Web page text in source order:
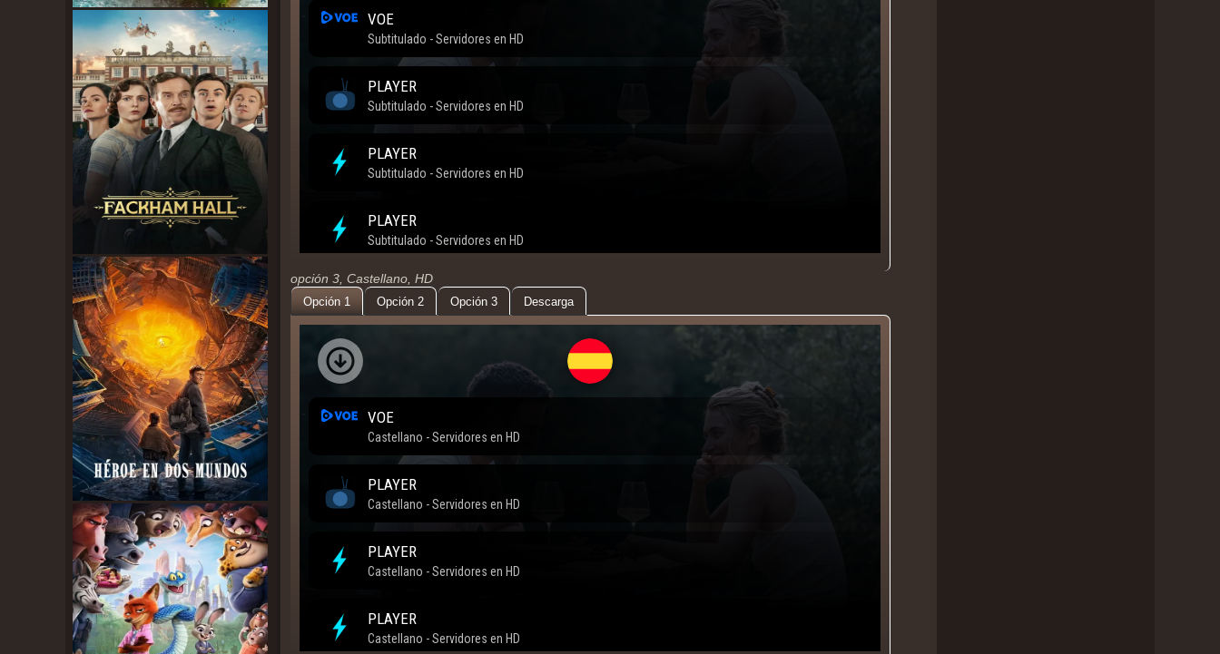
opción 3, Castellano, HD
Opción 1 Opción 2 Opción 3 Descarga